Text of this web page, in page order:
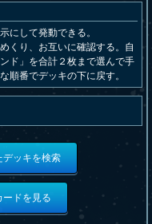
にして発動できる。
くり、お互いに確認する。自
ド」を合計２枚まで選んで手
順番でデッキの下に戻す。
デッキを検索
ードを見る